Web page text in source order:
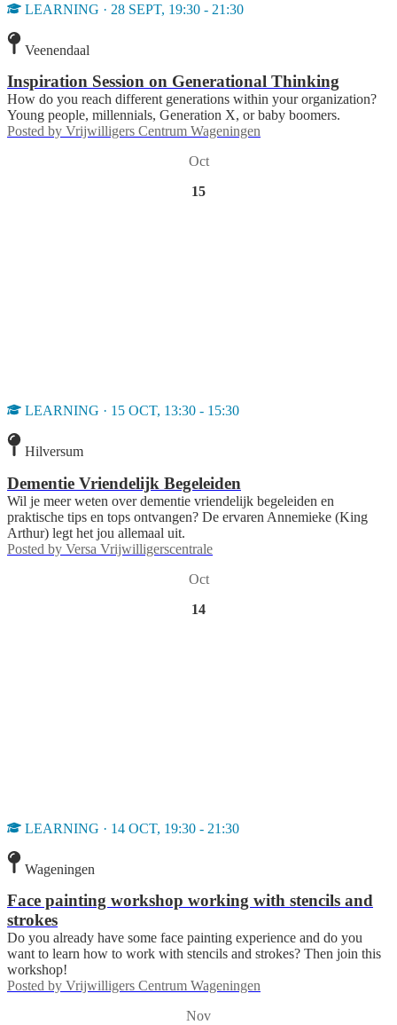
LEARNING · 28 SEPT, 19:30 - 21:30
Veenendaal
Inspiration Session on Generational Thinking
How do you reach different generations within your organization?
Young people, millennials, Generation X, or baby boomers.
Posted by Vrijwilligers Centrum Wageningen
Oct
15
LEARNING · 15 OCT, 13:30 - 15:30
Hilversum
Dementie Vriendelijk Begeleiden
Wil je meer weten over dementie vriendelijk begeleiden en
praktische tips en tops ontvangen? De ervaren Annemieke (King
Arthur) legt het jou allemaal uit.
Posted by Versa Vrijwilligerscentrale
Oct
14
LEARNING · 14 OCT, 19:30 - 21:30
Wageningen
Face painting workshop working with stencils and
strokes
Do you already have some face painting experience and do you
want to learn how to work with stencils and strokes? Then join this
workshop!
Posted by Vrijwilligers Centrum Wageningen
Nov